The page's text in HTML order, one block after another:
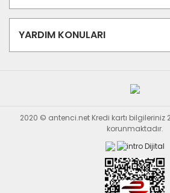
YARDIM KONULARI
2020 © antenci.net Kredi kartı bilgileriniz
korunmaktadır.